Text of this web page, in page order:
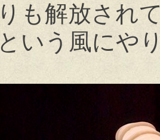
りも解放され
という風にや